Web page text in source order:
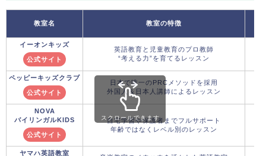
教室名 教室の特徴
イーオンキッズ
公式サイト
英語教育と児童教育のプロ教師
“考える力”を育てるレッスン
ペッピーキッズクラブ
公式サイト
日本で唯一のPRCメソッドを採用
外国人＆日本人講師によるレッスン
NOVA
バイリンガルKIDS
公式サイト
自宅学習や保護者までフルサポート
年齢ではなくレベル別のレッスン
ヤマハ英語教室
スクロールできます